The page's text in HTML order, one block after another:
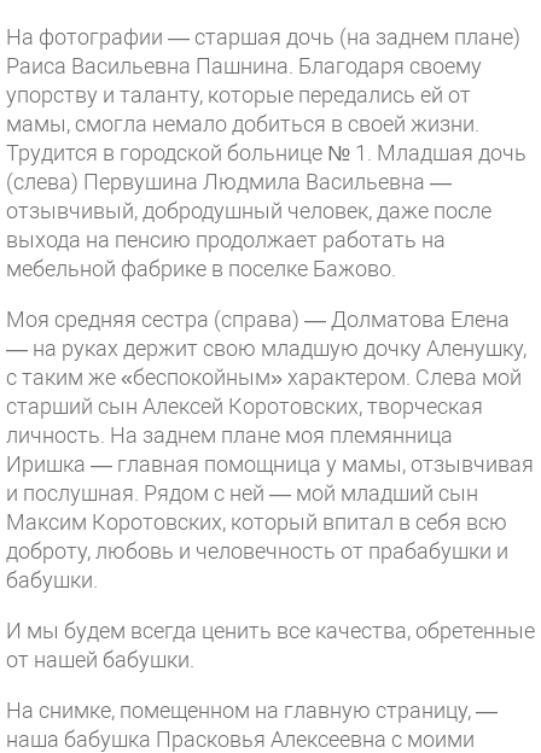
На фотографии — старшая дочь (на заднем плане)
Раиса Васильевна Пашнина. Благодаря своему
упорству и таланту, которые передались ей от
мамы, смогла немало добиться в своей жизни.
Трудится в городской больнице № 1. Младшая дочь
(слева) Первушина Людмила Васильевна —
отзывчивый, добродушный человек, даже после
выхода на пенсию продолжает работать на
мебельной фабрике в поселке Бажово.
Моя средняя сестра (справа) — Долматова Елена
— на руках держит свою младшую дочку Аленушку,
с таким же «беспокойным» характером. Слева мой
старший сын Алексей Коротовских, творческая
личность. На заднем плане моя племянница
Иришка — главная помощница у мамы, отзывчивая
и послушная. Рядом с ней — мой младший сын
Максим Коротовских, который впитал в себя всю
доброту, любовь и человечность от прабабушки и
бабушки.
И мы будем всегда ценить все качества, обретенные
от нашей бабушки.
На снимке, помещенном на главную страницу, —
наша бабушка Прасковья Алексеевна с моими